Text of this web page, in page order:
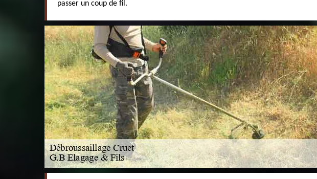
passer un coup de fil.